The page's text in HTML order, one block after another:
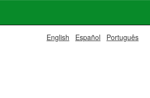
English Español Português